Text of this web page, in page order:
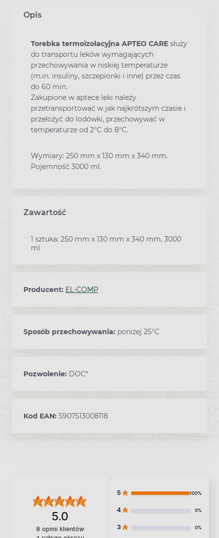
Opis
Torebka termoizolacyjna APTEO CARE służy
do transportu leków wymagających
przechowywania w niskiej temperaturze
(m.in. insuliny, szczepionki i inne) przez czas
do 60 min.
Zakupione w aptece leki należy
przetransportować w jak najkrótszym czasie i
przełożyć do lodówki, przechowywać w
temperaturze od 2°C do 8°C.
Wymiary: 250 mm x 130 mm x 340 mm.
Pojemność 3000 ml.
Zawartość
1 sztuka: 250 mm x 130 mm x 340 mm, 3000
ml
Producent: EL-COMP
Sposób przechowywania: poniżej 25°C
Pozwolenie: DOC*
Kod EAN: 5907513008118
5.0
8 opinii klientów
5 100%
4 0%
3 0%